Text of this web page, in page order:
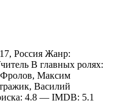
Россия Жанр:
В главных ролях:
Максим
Василий
4.8 — IMDB: 5.1